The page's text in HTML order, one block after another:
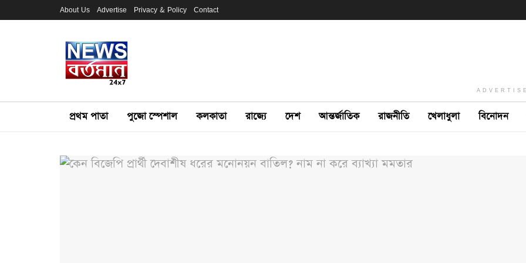
About Us Advertise Privacy & Policy Contact
প্রথম পাতা পুজো স্পেশাল কলকাতা রাজ্যে দেশ আন্তর্জাতিক রাজনীতি খেলাধুলা বিনোদন